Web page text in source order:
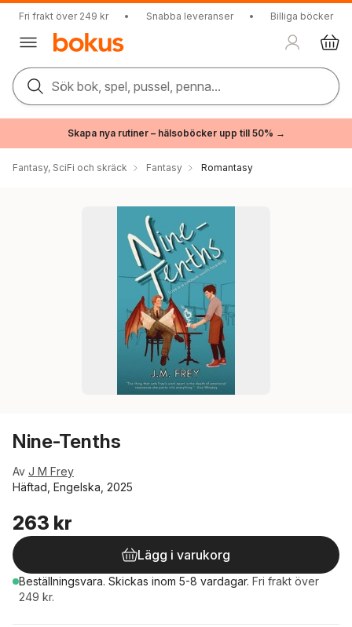
Fri frakt över 249 kr • Snabba leveranser • Billiga böcker
Sök bok, spel, pussel, penna...
Skapa nya rutiner – hälsoböcker upp till 50% →
Fantasy, SciFi och skräck Fantasy Romantasy
Nine-Tenths
Av J M Frey
Häftad, Engelska, 2025
263 kr
Lägg i varukorg
Beställningsvara. Skickas inom 5-8 vardagar. Fri frakt över
249 kr.